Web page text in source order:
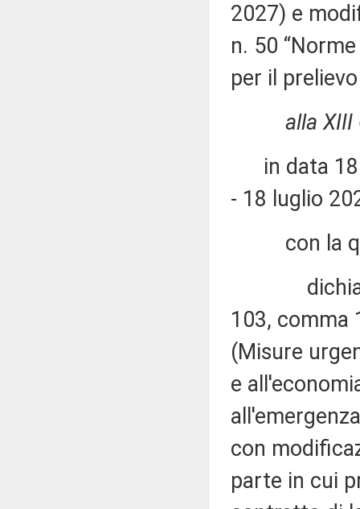
2027) e
n. 50
per il
alla
in data 18
- 18 luglio
con la
dichiara
103, comma
(Misure
e
con
parte in cui